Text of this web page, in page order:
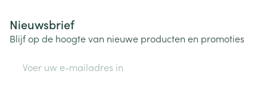
Nieuwsbrief
Blijf op de hoogte van nieuwe producten en promoties